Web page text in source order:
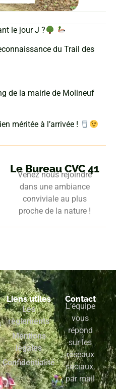
le jour J ?
du Trail des
de la mairie de Molineuf
méritée à l’arrivée !
Le Bureau CVC 41
Venez nous rejoindre
dans une ambiance
conviviale au plus
proche de la nature !
Liens utiles
Les
règlements
Mentions
légales
Confidentialité
Contact
L’équipe
vous
répond
sur les
réseaux
sociaux,
par mail